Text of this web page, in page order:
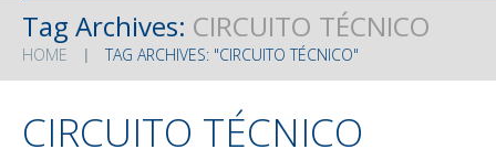
Tag Archives: CIRCUITO TÉCNICO
HOME TAG ARCHIVES: "CIRCUITO TÉCNICO"
CIRCUITO TÉCNICO